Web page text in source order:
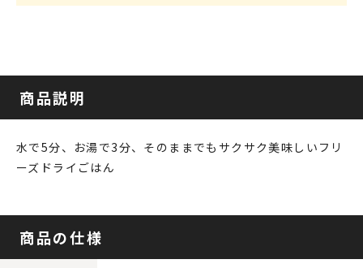
商品説明
水で5分、お湯で3分、そのままでもサクサク美味しいフリ
ーズドライごはん
商品の仕様